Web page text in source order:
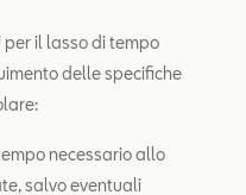
per il lasso di tempo
delle specifiche
necessario allo
salvo eventuali